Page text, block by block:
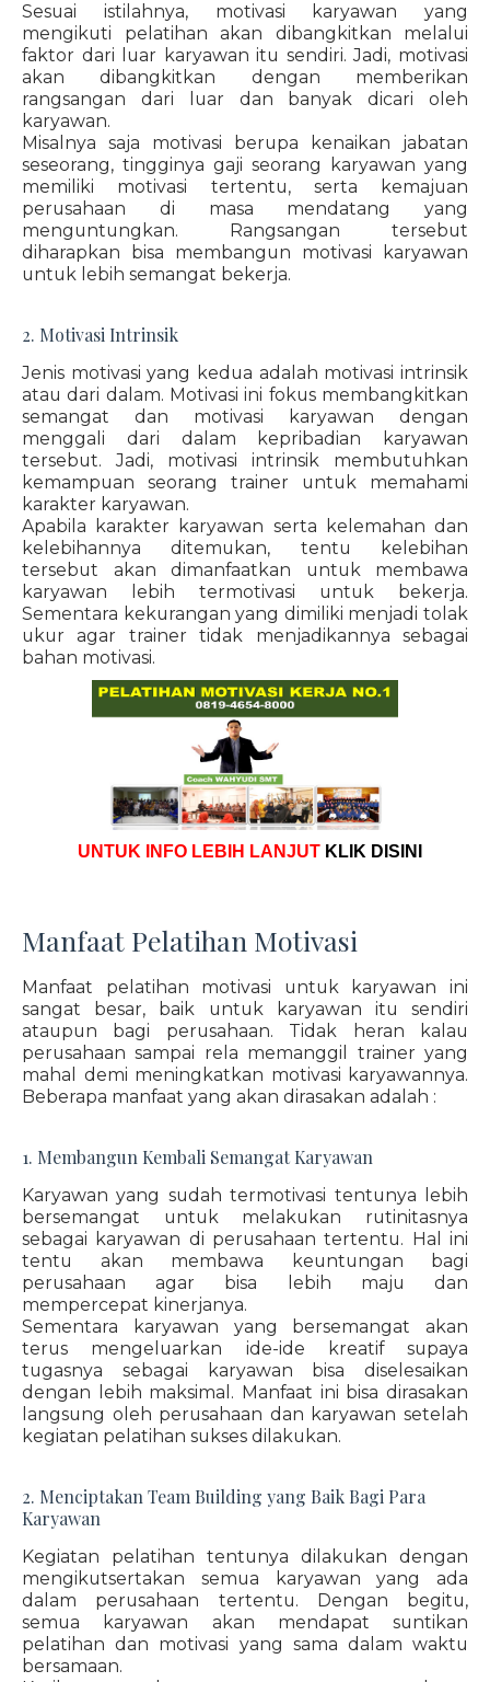
Sesuai istilahnya, motivasi karyawan yang
mengikuti pelatihan akan dibangkitkan melalui
faktor dari luar karyawan itu sendiri. Jadi, motivasi
akan dibangkitkan dengan memberikan
rangsangan dari luar dan banyak dicari oleh
karyawan.
Misalnya saja motivasi berupa kenaikan jabatan
seseorang, tingginya gaji seorang karyawan yang
memiliki motivasi tertentu, serta kemajuan
perusahaan di masa mendatang yang
menguntungkan. Rangsangan tersebut
diharapkan bisa membangun motivasi karyawan
untuk lebih semangat bekerja.
2. Motivasi Intrinsik
Jenis motivasi yang kedua adalah motivasi intrinsik
atau dari dalam. Motivasi ini fokus membangkitkan
semangat dan motivasi karyawan dengan
menggali dari dalam kepribadian karyawan
tersebut. Jadi, motivasi intrinsik membutuhkan
kemampuan seorang trainer untuk memahami
karakter karyawan.
Apabila karakter karyawan serta kelemahan dan
kelebihannya ditemukan, tentu kelebihan
tersebut akan dimanfaatkan untuk membawa
karyawan lebih termotivasi untuk bekerja.
Sementara kekurangan yang dimiliki menjadi tolak
ukur agar trainer tidak menjadikannya sebagai
bahan motivasi.
UNTUK INFO LEBIH LANJUT KLIK DISINI
Manfaat Pelatihan Motivasi
Manfaat pelatihan motivasi untuk karyawan ini
sangat besar, baik untuk karyawan itu sendiri
ataupun bagi perusahaan. Tidak heran kalau
perusahaan sampai rela memanggil trainer yang
mahal demi meningkatkan motivasi karyawannya.
Beberapa manfaat yang akan dirasakan adalah :
1. Membangun Kembali Semangat Karyawan
Karyawan yang sudah termotivasi tentunya lebih
bersemangat untuk melakukan rutinitasnya
sebagai karyawan di perusahaan tertentu. Hal ini
tentu akan membawa keuntungan bagi
perusahaan agar bisa lebih maju dan
mempercepat kinerjanya.
Sementara karyawan yang bersemangat akan
terus mengeluarkan ide-ide kreatif supaya
tugasnya sebagai karyawan bisa diselesaikan
dengan lebih maksimal. Manfaat ini bisa dirasakan
langsung oleh perusahaan dan karyawan setelah
kegiatan pelatihan sukses dilakukan.
2. Menciptakan Team Building yang Baik Bagi Para
Karyawan
Kegiatan pelatihan tentunya dilakukan dengan
mengikutsertakan semua karyawan yang ada
dalam perusahaan tertentu. Dengan begitu,
semua karyawan akan mendapat suntikan
pelatihan dan motivasi yang sama dalam waktu
bersamaan.